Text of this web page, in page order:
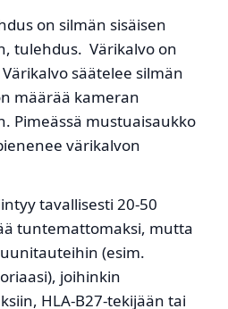
on silmän sisäisen
tulehdus. Värikalvo on
säätelee silmän
määrää kameran
Pimeässä mustuaisaukko
värikalvon
tavallisesti 20-50
tuntemattomaksi, mutta
(esim.
joihinkin
HLA-B27-tekijään tai